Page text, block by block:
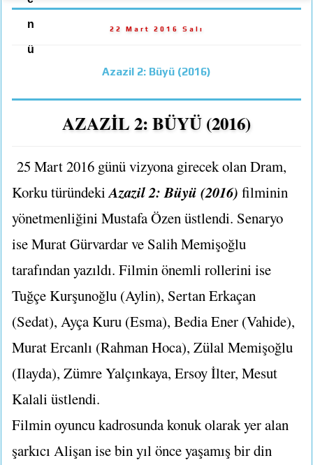
n
ü
22 Mart 2016 Salı
Azazil 2: Büyü (2016)
AZAZİL 2: BÜYÜ (2016)
25 Mart 2016 günü vizyona girecek olan Dram,
Korku türündeki Azazil 2: Büyü (2016) filminin
yönetmenliğini Mustafa Özen üstlendi. Senaryo
ise Murat Gürvardar ve Salih Memişoğlu
tarafından yazıldı. Filmin önemli rollerini ise
Tuğçe Kurşunoğlu (Aylin), Sertan Erkaçan
(Sedat), Ayça Kuru (Esma), Bedia Ener (Vahide),
Murat Ercanlı (Rahman Hoca), Zülal Memişoğlu
(Ilayda), Zümre Yalçınkaya, Ersoy İlter, Mesut
Kalali üstlendi.
Filmin oyuncu kadrosunda konuk olarak yer alan
şarkıcı Alişan ise bin yıl önce yaşamış bir din